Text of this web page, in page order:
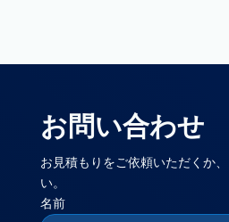
お問い合わせ
お見積もりをご依頼いただくか
い。
名前